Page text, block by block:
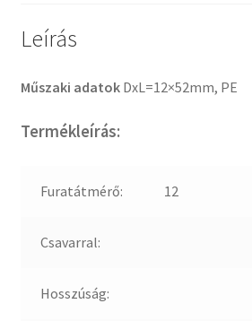
Leírás
Műszaki adatok DxL=12×52mm, PE
Termékleírás:
Furatátmérő: 12
Csavarral:
Hosszúság: